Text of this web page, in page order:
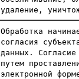
удаление,
Обработка
согласия
данных. Согласие
путем
электронной